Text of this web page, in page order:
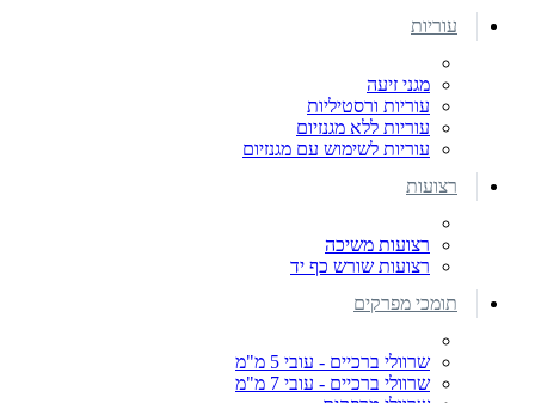
עוריות
מגני זיעה
עוריות ורסטיליות
עוריות ללא מגנזיום
עוריות לשימוש עם מגנזיום
רצועות
רצועות משיכה
רצועות שורש כף יד
תומכי מפרקים
שרוולי ברכיים - עובי 5 מ"מ
שרוולי ברכיים - עובי 7 מ"מ